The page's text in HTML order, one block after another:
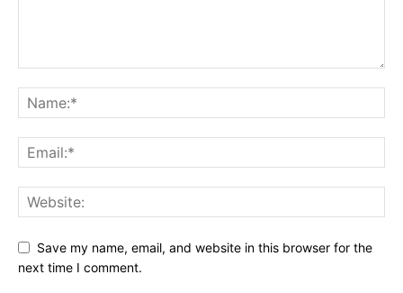
Save my name, email, and website in this browser for the
next time I comment.